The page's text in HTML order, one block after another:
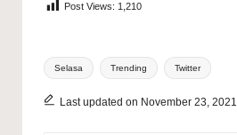
Post Views: 1,210
Tags:
Selasa Trending Twitter
Last updated on November 23, 2021